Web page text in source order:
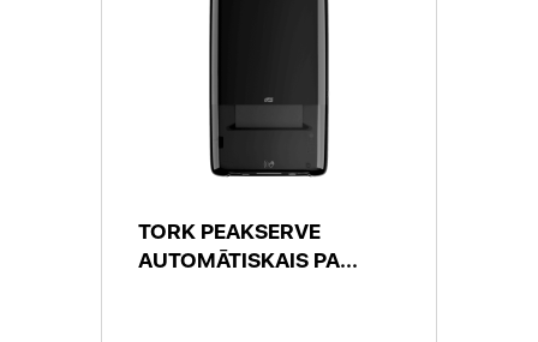
TORK PEAKSERVE
AUTOMĀTISKAIS PA...